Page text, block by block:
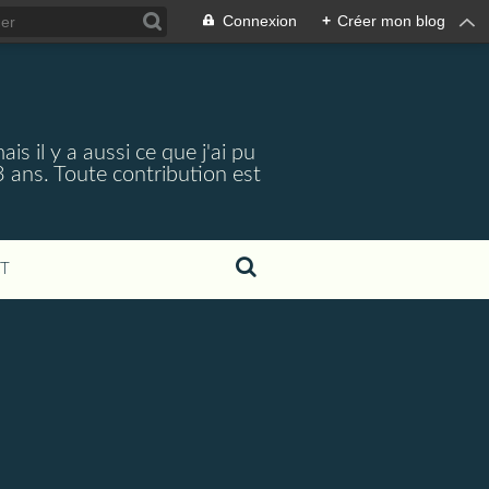
Connexion + Créer mon blog
il y a aussi ce que j'ai pu
ans. Toute contribution est